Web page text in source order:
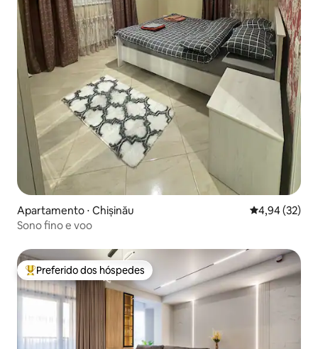
Apartamento ⋅ Chișinău 4,94 de uma
4,94 (32)
Sono fino e voo
Entre os melhores preferidos dos hóspedes
Preferido dos hóspedes